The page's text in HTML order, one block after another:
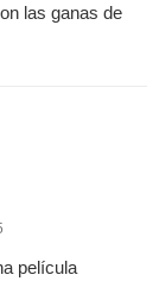
las ganas de
película